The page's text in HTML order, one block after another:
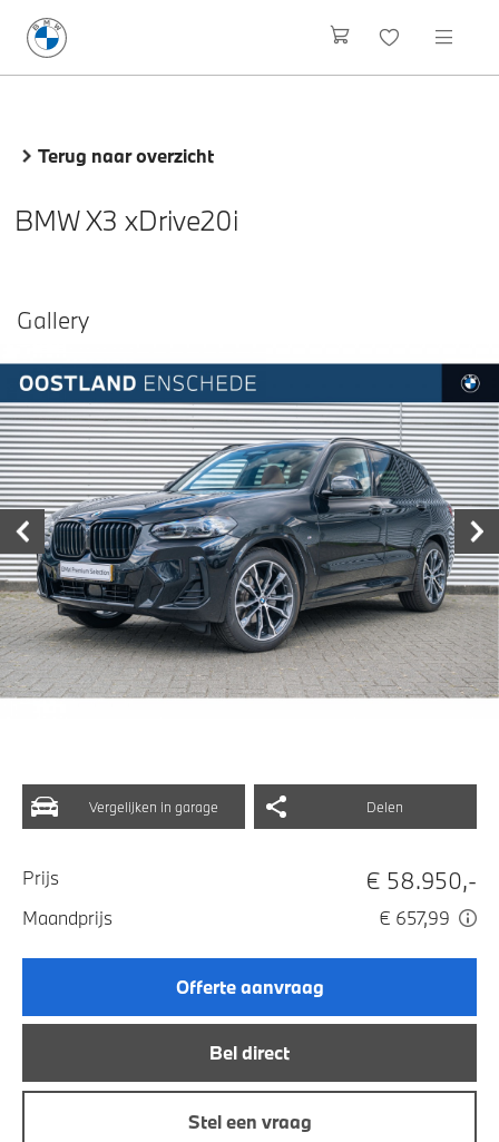
Terug naar overzicht
BMW X3 xDrive20i
Vergelijken in garage Delen
Prijs € 58.950,-
Maandprijs € 657,99
Offerte aanvraag
Bel direct
Stel een vraag
Gallery